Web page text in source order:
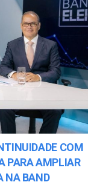
COM
PARA AMPLIAR
NA BAND